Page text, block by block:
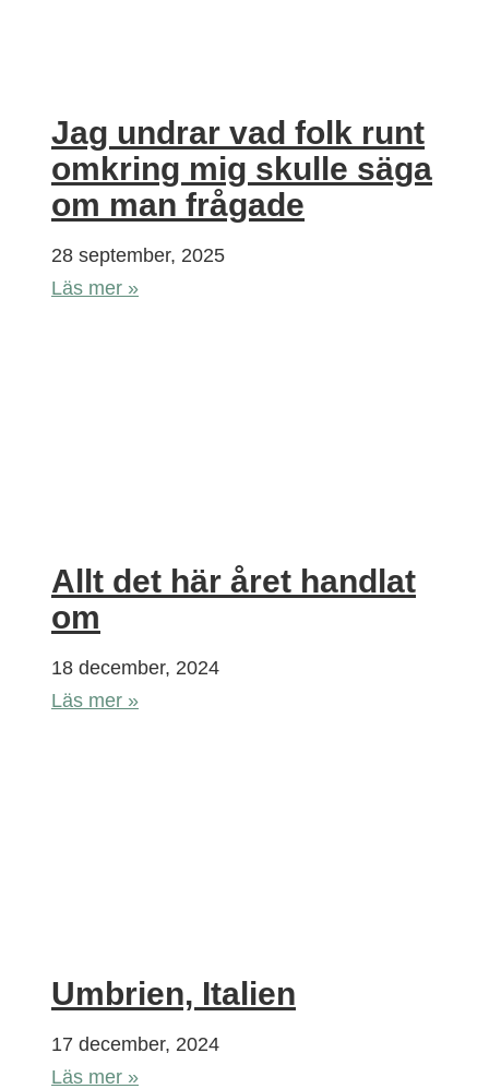
Jag undrar vad folk runt
omkring mig skulle säga
om man frågade
28 september, 2025
Läs mer »
Allt det här året handlat
om
18 december, 2024
Läs mer »
Umbrien, Italien
17 december, 2024
Läs mer »